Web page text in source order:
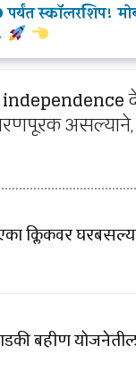
स्कॉलरशिप!
क्लिकवर
बहीण योजनेतील